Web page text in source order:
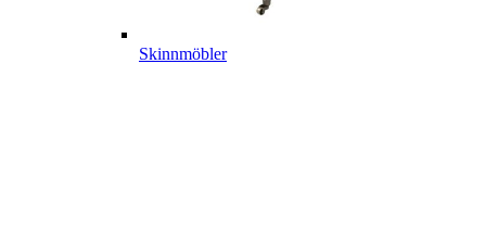
Skinnmöbler